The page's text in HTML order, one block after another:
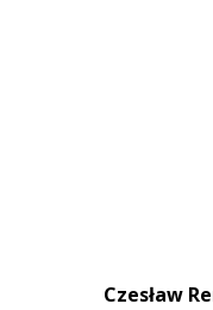
Czesław